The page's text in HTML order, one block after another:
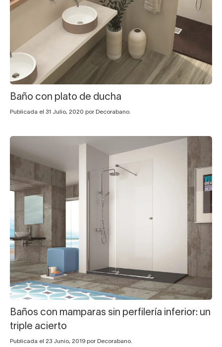
Baño con plato de ducha
Publicada el 31 Julio, 2020 por Decorabano.
Baños con mamparas sin perfilería inferior: un
triple acierto
Publicada el 23 Junio, 2019 por Decorabano.